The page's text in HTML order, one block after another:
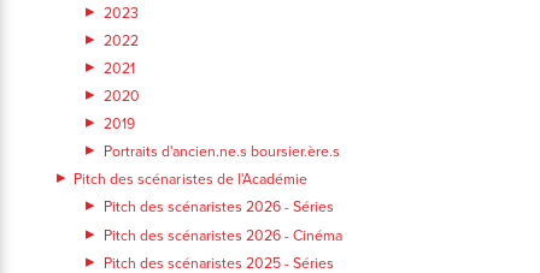
2023
2022
2021
2020
2019
Portraits d'ancien.ne.s boursier.ère.s
Pitch des scénaristes de l'Académie
Pitch des scénaristes 2026 - Séries
Pitch des scénaristes 2026 - Cinéma
Pitch des scénaristes 2025 - Séries